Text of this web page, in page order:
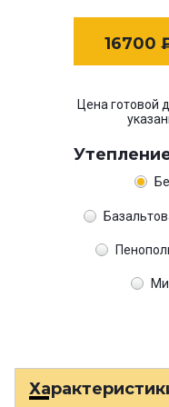
16700
Цена готовой